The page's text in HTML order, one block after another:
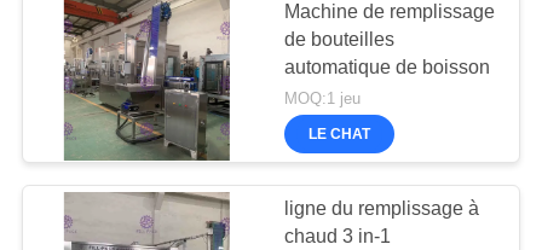
Machine de remplissage
de bouteilles
automatique de boisson
MOQ:1 jeu
LE CHAT
ligne du remplissage à
chaud 3 in-1